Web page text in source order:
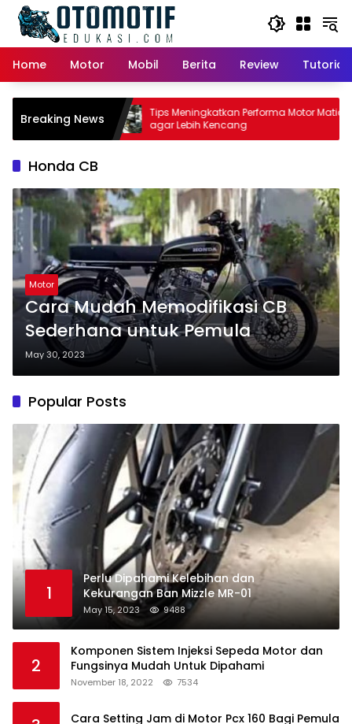
content
Home
Motor Mobil Berita Review Tutorial
Breaking News
Matic:
Pemilik
Tips Meningkatkan Performa Motor Matic
agar Lebih Kencang
Honda CB
Motor
Cara Mudah Memodifikasi CB
Sederhana untuk Pemula
May 30, 2023
Popular Posts
1
Perlu Dipahami Kelebihan dan
Kekurangan Ban Mizzle MR-01
May 15, 2023 9488
2
Komponen Sistem Injeksi Sepeda Motor dan
Fungsinya Mudah Untuk Dipahami
November 18, 2022 7534
Cara Setting Jam di Motor Pcx 160 Bagi Pemula